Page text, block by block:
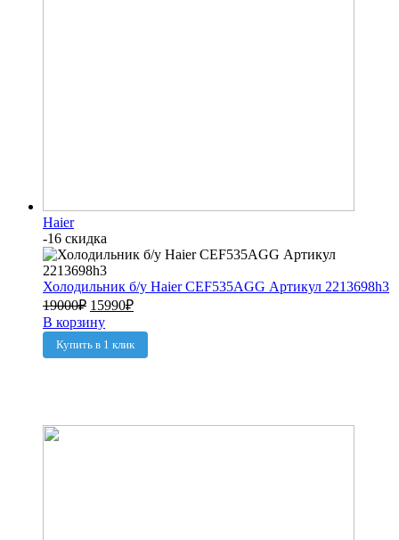
Haier
-16 скидка
Холодильник б/у Haier CEF535AGG Артикул 2213698h3
19000₽ 15990₽
В корзину
Купить в 1 клик